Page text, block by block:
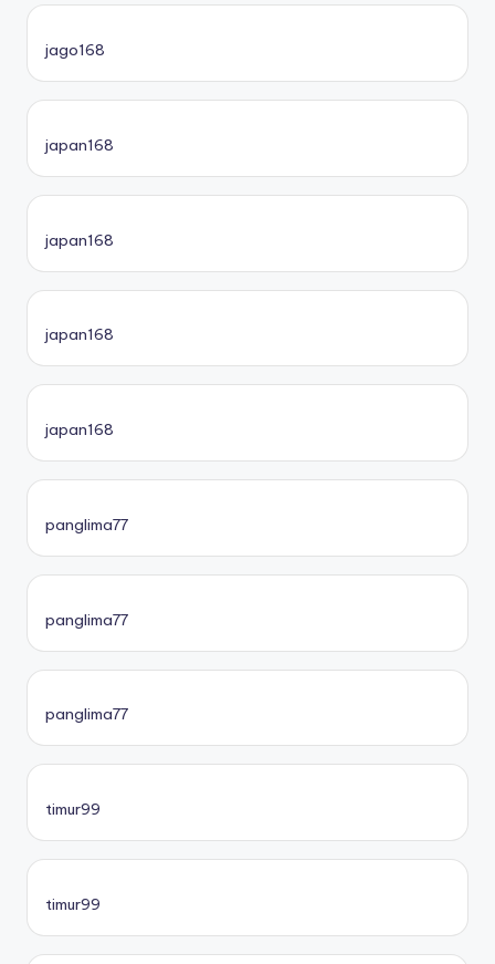
jago168
japan168
japan168
japan168
japan168
panglima77
panglima77
panglima77
timur99
timur99